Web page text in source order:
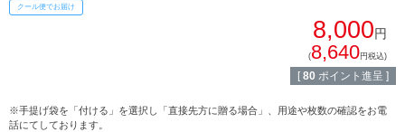
クール便でお届け
8,000円
(8,640円税込)
[ 80 ポイント進呈 ]
※手提げ袋を「付ける」を選択し「直接先方に贈る場合」、用途や枚数の確認をお電
話にてしております。